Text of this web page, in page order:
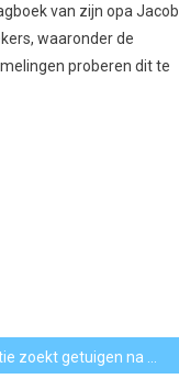
van zijn opa Jacob
waaronder de
proberen dit te